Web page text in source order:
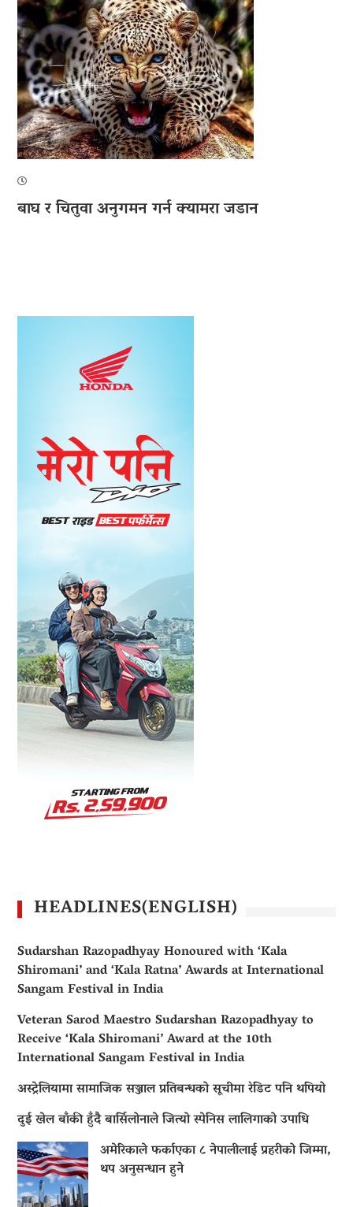
बाघ र चितुवा अनुगमन गर्न क्यामरा जडान
HEADLINES(ENGLISH)
Sudarshan Razopadhyay Honoured with ‘Kala
Shiromani’ and ‘Kala Ratna’ Awards at International
Sangam Festival in India
Veteran Sarod Maestro Sudarshan Razopadhyay to
Receive ‘Kala Shiromani’ Award at the 10th
International Sangam Festival in India
अस्ट्रेलियामा सामाजिक सञ्जाल प्रतिबन्धको सूचीमा रेडिट पनि थपियो
दुई खेल बाँकी हुँदै बार्सिलोनाले जित्यो स्पेनिस लालिगाको उपाधि
अमेरिकाले फर्काएका ८ नेपालीलाई प्रहरीको जिम्मा,
थप अनुसन्धान हुने